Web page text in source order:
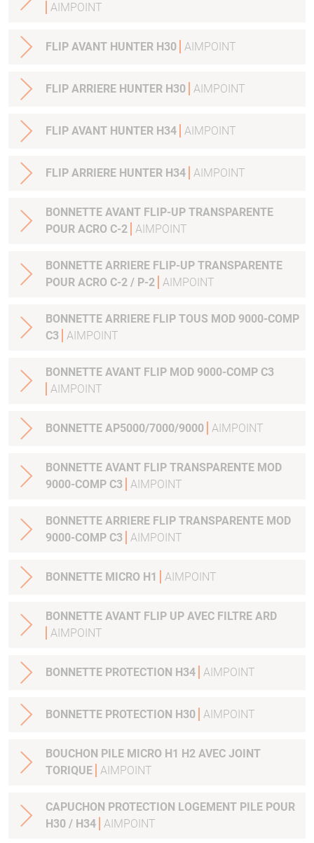
AIMPOINT
FLIP AVANT HUNTER H30 AIMPOINT
FLIP ARRIERE HUNTER H30 AIMPOINT
FLIP AVANT HUNTER H34 AIMPOINT
FLIP ARRIERE HUNTER H34 AIMPOINT
BONNETTE AVANT FLIP-UP TRANSPARENTE
POUR ACRO C-2 AIMPOINT
BONNETTE ARRIERE FLIP-UP TRANSPARENTE
POUR ACRO C-2 / P-2 AIMPOINT
BONNETTE ARRIERE FLIP TOUS MOD 9000-COMP
C3
AIMPOINT
BONNETTE AVANT FLIP MOD 9000-COMP C3
AIMPOINT
BONNETTE AP5000/7000/9000 AIMPOINT
BONNETTE AVANT FLIP TRANSPARENTE MOD
9000-COMP C3
AIMPOINT
BONNETTE ARRIERE FLIP TRANSPARENTE MOD
9000-COMP C3
AIMPOINT
BONNETTE MICRO H1 AIMPOINT
BONNETTE AVANT FLIP UP AVEC FILTRE ARD
AIMPOINT
BONNETTE PROTECTION H34 AIMPOINT
BONNETTE PROTECTION H30 AIMPOINT
BOUCHON PILE MICRO H1 H2 AVEC JOINT
TORIQUE AIMPOINT
CAPUCHON PROTECTION LOGEMENT PILE POUR
H30 / H34 AIMPOINT